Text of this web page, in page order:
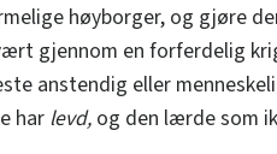
høyborger, og gjøre
gjennom en forferdelig
anstendig eller
har levd, og den lærde som